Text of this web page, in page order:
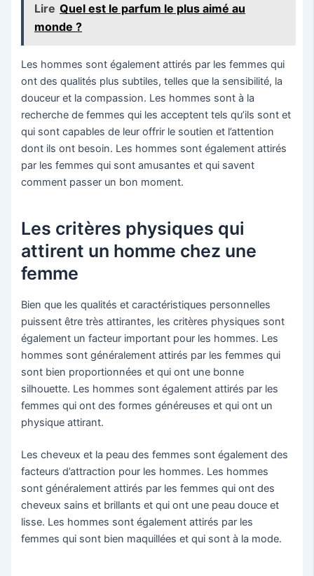
Lire Quel est le parfum le plus aimé au
monde ?
Les hommes sont également attirés par les femmes qui
ont des qualités plus subtiles, telles que la sensibilité, la
douceur et la compassion. Les hommes sont à la
recherche de femmes qui les acceptent tels qu’ils sont et
qui sont capables de leur offrir le soutien et l’attention
dont ils ont besoin. Les hommes sont également attirés
par les femmes qui sont amusantes et qui savent
comment passer un bon moment.
Les critères physiques qui
attirent un homme chez une
femme
Bien que les qualités et caractéristiques personnelles
puissent être très attirantes, les critères physiques sont
également un facteur important pour les hommes. Les
hommes sont généralement attirés par les femmes qui
sont bien proportionnées et qui ont une bonne
silhouette. Les hommes sont également attirés par les
femmes qui ont des formes généreuses et qui ont un
physique attirant.
Les cheveux et la peau des femmes sont également des
facteurs d’attraction pour les hommes. Les hommes
sont généralement attirés par les femmes qui ont des
cheveux sains et brillants et qui ont une peau douce et
lisse. Les hommes sont également attirés par les
femmes qui sont bien maquillées et qui sont à la mode.